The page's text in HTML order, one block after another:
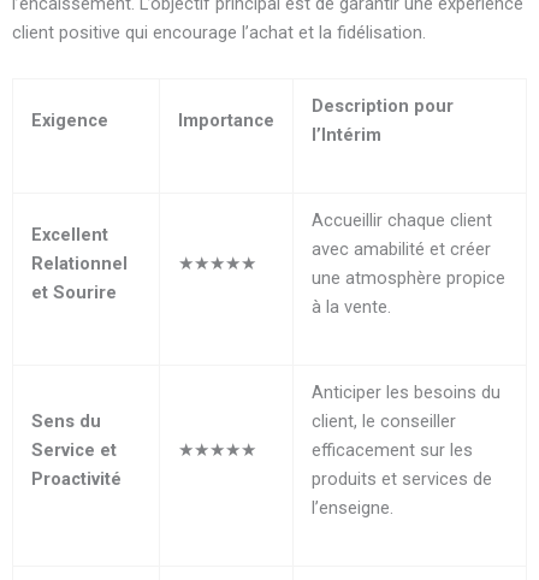
client positive qui encourage l’achat et la fidélisation.
Exigence Importance
Description pour
l’Intérim
Excellent
Relationnel
et Sourire
★★★★★
Accueillir chaque client
avec amabilité et créer
une atmosphère propice
à la vente.
Sens du
Service et
Proactivité
★★★★★
Anticiper les besoins du
client, le conseiller
efficacement sur les
produits et services de
l’enseigne.